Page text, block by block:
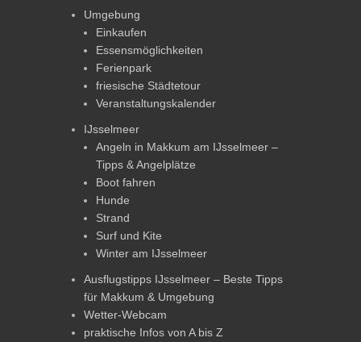
Umgebung
Einkaufen
Essensmöglichkeiten
Ferienpark
friesische Städtetour
Veranstaltungskalender
IJsselmeer
Angeln in Makkum am IJsselmeer –
Tipps & Angelplätze
Boot fahren
Hunde
Strand
Surf und Kite
Winter am IJsselmeer
Ausflugstipps IJsselmeer – Beste Tipps
für Makkum & Umgebung
Wetter-Webcam
praktische Infos von A bis Z